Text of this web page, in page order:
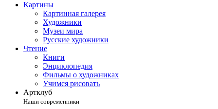
Картины
Картинная галерея
Художники
Музеи мира
Русские художники
Чтение
Книги
Энциклопедия
Фильмы о художниках
Учимся рисовать
Артклуб
Наши современники